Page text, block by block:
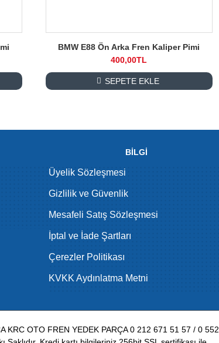
BMW E88 Ön Arka Fren Kaliper Pimi
400,00TL
SEPETE EKLE
BİLGİ
Üyelik Sözleşmesi
Gizlilik ve Güvenlik
Mesafeli Satış Sözleşmesi
İptal ve İade Şartları
Çerezler Politikası
KVKK Aydınlatma Metni
KRC OTO FREN YEDEK PARÇA 0 212 671 51 57 / 0 552